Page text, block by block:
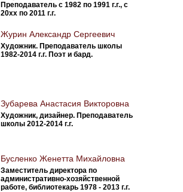
Преподаватель с 1982 по 1991 г.г., с
20хх по 2011 г.г.
Журин Александр Сергеевич
Художник. Преподаватель школы
1982-2014 г.г. Поэт и бард.
Зубарева Анастасия Викторовна
Художник, дизайнер. Преподаватель
школы 2012-2014 г.г.
Бусленко Женетта Михайловна
Заместитель директора по
административно-хозяйственной
работе, библиотекарь 1978 - 2013 г.г.